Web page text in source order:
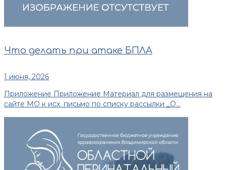
Что делать при атаке БПЛА
1 июня, 2026
Приложение Приложение Материал для размещения на
сайте МО к исх. письмо по списку рассылки _О...